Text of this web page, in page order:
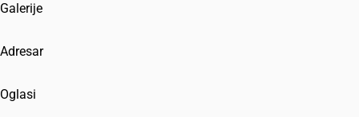
Galerije
Adresar
Oglasi